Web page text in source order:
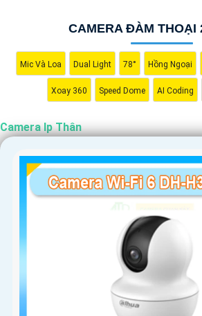
CAMERA ĐÀM THOẠI
Mic Và Loa Dual Light 78° Hồng Ngoại
Xoay 360 Speed Dome AI Coding
Camera Ip Thân